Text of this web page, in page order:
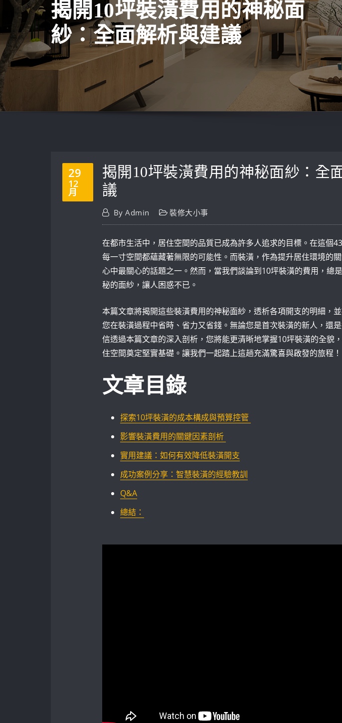
揭開10坪裝潢費用的神秘面
紗：全面解析與建議
29
12
月
揭開10坪裝潢費用的神秘面紗：全
議
ByAdmin 裝修大小事
在都市生活中，居住空間的品質已成為許多人追求的目標。在這個
每一寸空間都蘊藏著無限的可能性。而裝潢，作為提升居住環境的
心中最關心的話題之一。然而，當我們談論到10坪裝潢的費用，總
秘的面紗，讓人困惑不已。
本篇文章將揭開這些裝潢費用的神秘面紗，透析各項開支的明細，
您在裝潢過程中省時、省力又省錢。無論您是首次裝潢的新人，還
信透過本篇文章的深入剖析，您將能更清晰地掌握10坪裝潢的全貌
住空間奠定堅實基礎。讓我們一起踏上這趟充滿驚喜與啟發的旅程！
文章目錄
探索10坪裝潢的成本構成與預算控管 ‍
影響裝潢費用的關鍵因素剖析 ⁣⁤
實用建議：如何有效降低裝潢開支
成功案例分享：智慧裝潢的經驗教訓
Q&A
總結：